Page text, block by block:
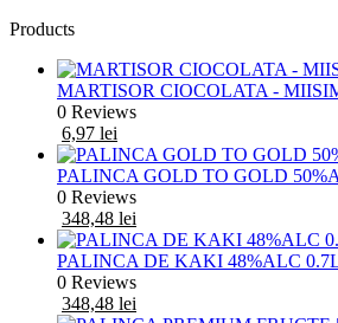
Products
MARTISOR CIOCOLATA -
0 Reviews
6,97 lei
PALINCA GOLD TO GOLD
0 Reviews
348,48 lei
PALINCA DE KAKI 48%ALC
0 Reviews
348,48 lei